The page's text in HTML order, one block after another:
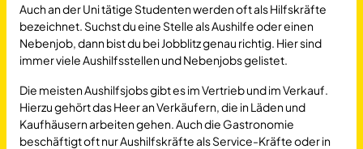
Auch an der Uni tätige Studenten werden oft als Hilfskräfte
bezeichnet. Suchst du eine Stelle als Aushilfe oder einen
Nebenjob, dann bist du bei Jobblitz genau richtig. Hier sind
immer viele Aushilfsstellen und Nebenjobs gelistet.
Die meisten Aushilfsjobs gibt es im Vertrieb und im Verkauf.
Hierzu gehört das Heer an Verkäufern, die in Läden und
Kaufhäusern arbeiten gehen. Auch die Gastronomie
beschäftigt oft nur Aushilfskräfte als Service-Kräfte oder in